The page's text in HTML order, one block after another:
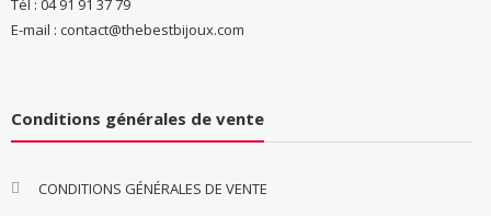
Tél : 04 91 91 37 79
E-mail : contact@thebestbijoux.com
Conditions générales de vente
CONDITIONS GÉNÉRALES DE VENTE